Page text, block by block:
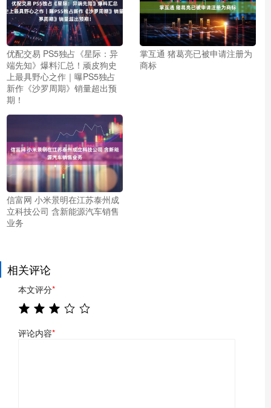
优配交易 PS5独占《星际：异
端先知》爆料汇总！顽皮狗史
上最具野心之作｜曝PS5独占
新作《沙罗周期》销量超出预
期！
掌互通 猪葛亮已被申请注册为
商标
信富网 小米景明在江苏泰州成
立科技公司 含新能源汽车销售
业务
相关评论
本文评分*
评论内容*